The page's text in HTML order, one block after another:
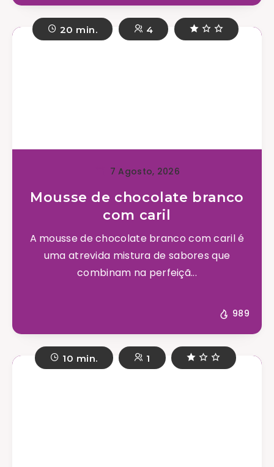
20 min. 4
7 Agosto, 2026
Mousse de chocolate branco
com caril
A mousse de chocolate branco com caril é
uma atrevida mistura de sabores que
combinam na perfeiçã...
989
10 min. 1